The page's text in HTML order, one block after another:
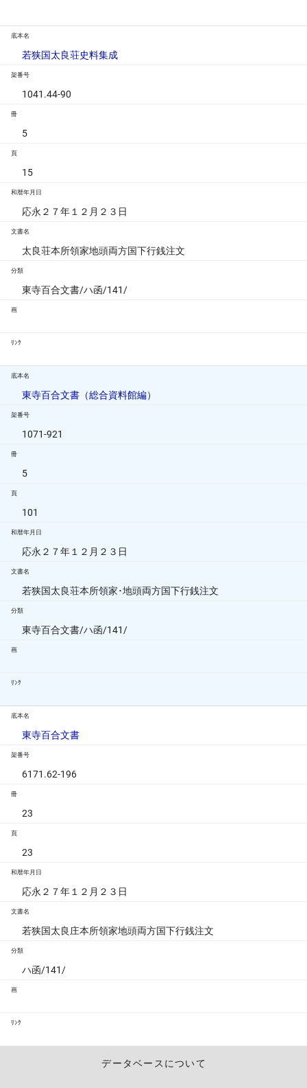
底本名
若狭国太良荘史料集成
架番号
1041.44-90
冊
5
頁
15
和暦年月日
応永２７年１２月２３日
文書名
太良荘本所領家地頭両方国下行銭注文
分類
東寺百合文書/ハ函/141/
画
ﾘﾝｸ
底本名
東寺百合文書（総合資料館編）
架番号
1071-921
冊
5
頁
101
和暦年月日
応永２７年１２月２３日
文書名
若狭国太良荘本所領家･地頭両方国下行銭注文
分類
東寺百合文書/ハ函/141/
画
ﾘﾝｸ
底本名
東寺百合文書
架番号
6171.62-196
冊
23
頁
23
和暦年月日
応永２７年１２月２３日
文書名
若狭国太良庄本所領家地頭両方国下行銭注文
分類
ハ函/141/
画
ﾘﾝｸ
データベースについて